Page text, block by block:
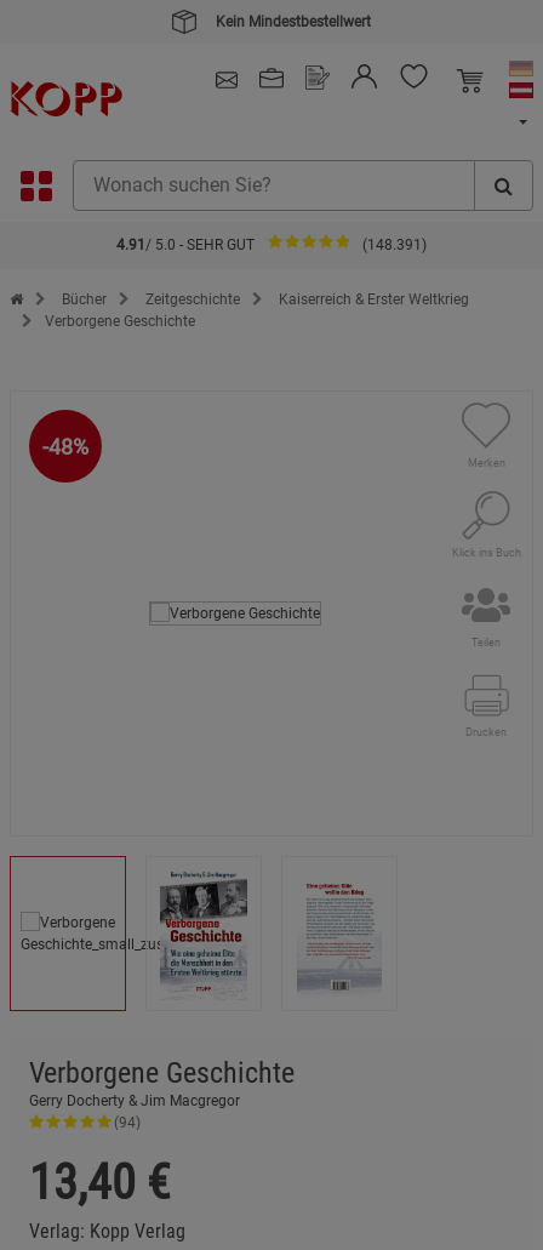
4.91 / 5.0 - SEHR GUT (148.391)
Zur Startseite des Kopp Verlag Online-Shop
Bücher Zeitgeschichte
Kaiserreich & Erster Weltkrieg
Verborgene Geschichte
-48%
Merken
Klick ins Buch
Teilen
Drucken
Verborgene Geschichte
Gerry Docherty & Jim Macgregor
(94)
13,40 €
Verlag: Kopp Verlag